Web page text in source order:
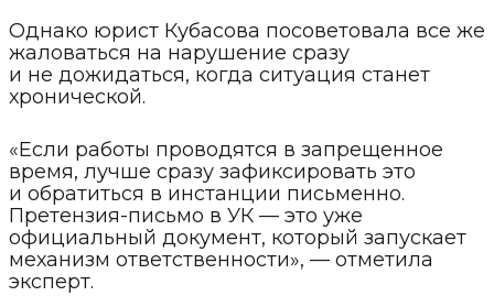
Однако юрист Кубасова посоветовала все же
жаловаться на нарушение сразу
и не дожидаться, когда ситуация станет
хронической.
«Если работы проводятся в запрещенное
время, лучше сразу зафиксировать это
и обратиться в инстанции письменно.
Претензия-письмо в УК — это уже
официальный документ, который запускает
механизм ответственности», — отметила
эксперт.